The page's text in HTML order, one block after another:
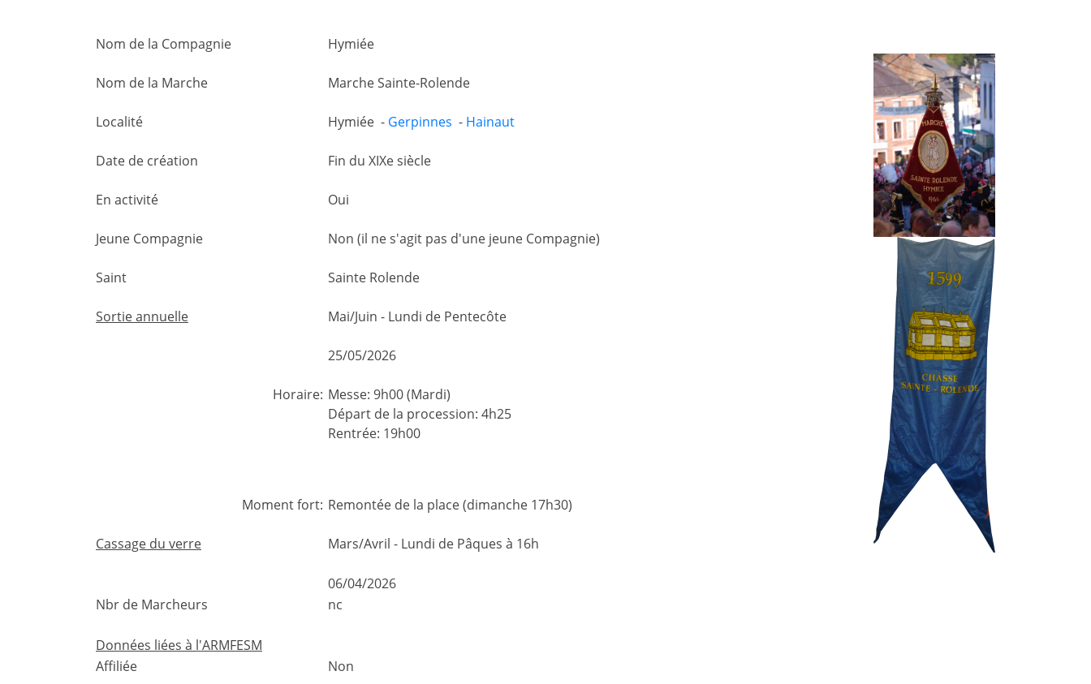
Nom de la Compagnie Hymiée
Nom de la Marche Marche Sainte-Rolende
Localité Hymiée - Gerpinnes - Hainaut
Date de création Fin du XIXe siècle
En activité Oui
Jeune Compagnie Non (il ne s'agit pas d'une jeune Compagnie)
Saint Sainte Rolende
Sortie annuelle Mai/Juin - Lundi de Pentecôte
25/05/2026
Horaire: Messe: 9h00 (Mardi)
Départ de la procession: 4h25
Rentrée: 19h00
Moment fort: Remontée de la place (dimanche 17h30)
Cassage du verre Mars/Avril - Lundi de Pâques à 16h
06/04/2026
Nbr de Marcheurs
nc
Données liées à l'ARMFESM
Affiliée
Non